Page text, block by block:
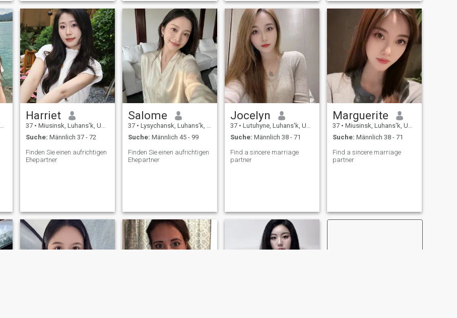
Harriet
37 • Miusinsk, Luhans'k, Ukraine
Suche: Männlich 37 - 72
Finden Sie einen aufrichtigen
Ehepartner
Salome
37 • Lysychansk, Luhans'k, Ukraine
Suche: Männlich 45 - 99
Finden Sie einen aufrichtigen
Ehepartner
Jocelyn
37 • Lutuhyne, Luhans'k, Ukraine
Suche: Männlich 38 - 71
Find a sincere marriage
partner
Marguerite
37 • Miusinsk, Luhans'k, Ukraine
Suche: Männlich 38 - 71
Find a sincere marriage
partner